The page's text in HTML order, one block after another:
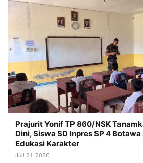
Prajurit Yonif TP 860/NSK
Dini, Siswa SD Inpres SP 4
Edukasi Karakter
Juli 21, 2026